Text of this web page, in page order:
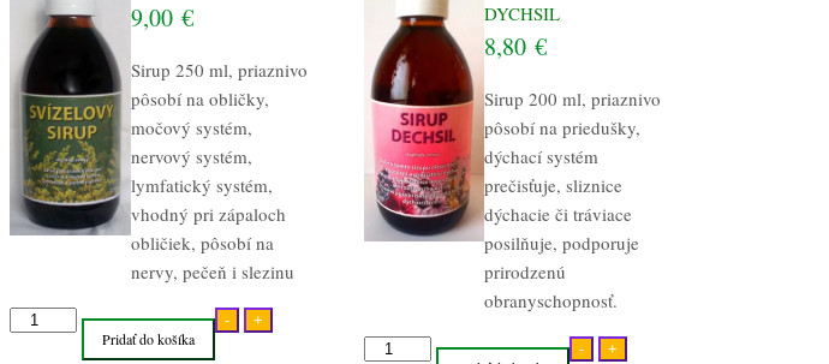
9,00 €
Sirup 250 ml, priaznivo
pôsobí na obličky,
močový systém,
nervový systém,
lymfatický systém,
vhodný pri zápaloch
obličiek, pôsobí na
nervy, pečeň i slezinu
-
množstvo
+
Pridať do košíka
DYCHSIL
8,80€
Sirup 200 ml, priaznivo
pôsobí na priedušky,
dýchací systém
prečisťuje, sliznice
dýchacie či tráviace
posilňuje, podporuje
prirodzenú
obranyschopnosť.
-
množstvo
+